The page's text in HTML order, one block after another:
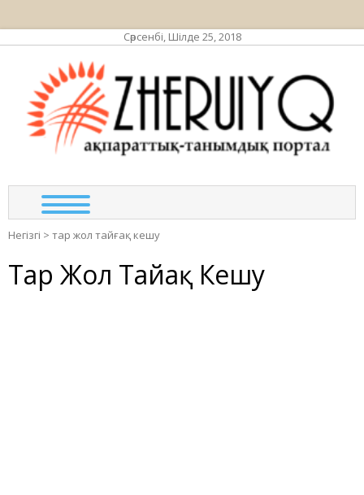
Сәрсенбі, Шілде 25, 2018
Негізгі > тар жол тайғақ кешу
Тар Жол Тайғақ Кешу